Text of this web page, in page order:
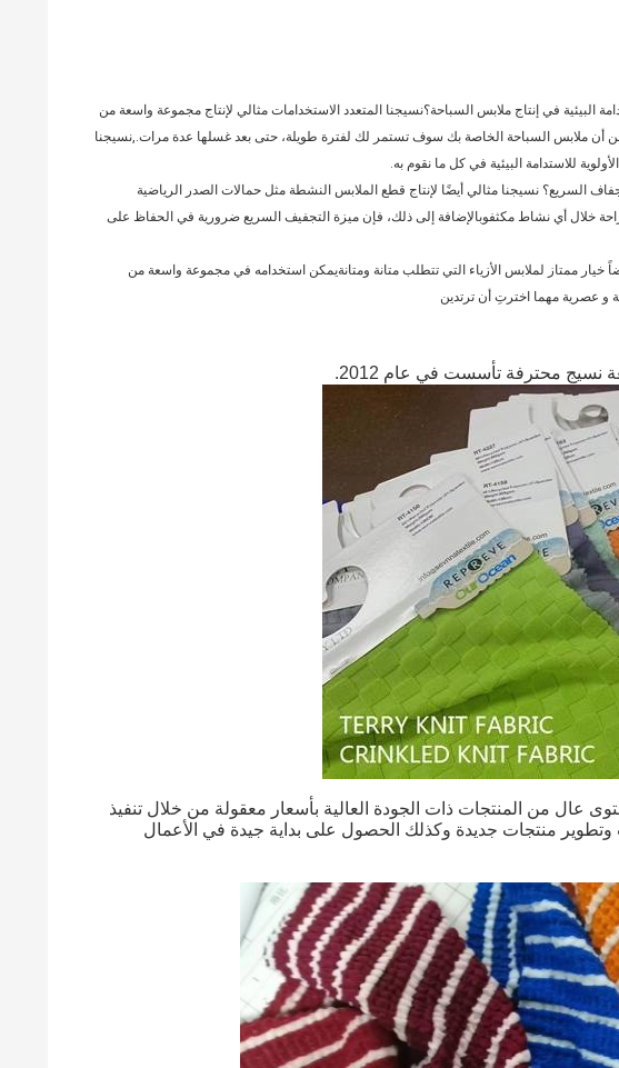
البيئية في إنتاج ملابس السباحة؟نسيجنا المتعدد الاستخدامات مثالي لإنتاج مجموعة واسعة من
من أن ملابس السباحة الخاصة بك سوف تستمر لك لفترة طويلة، حتى بعد غسلها عدة مرات.,نسيجنا
للاستدامة البيئية في كل ما نقوم به.
السريع؟ نسيجنا مثالي أيضًا لإنتاج قطع الملابس النشطة مثل حمالات الصدر الرياضية
خلال أي نشاط مكثفوبالإضافة إلى ذلك، فإن ميزة التجفيف السريع ضرورية في الحفاظ على
ممتاز لملابس الأزياء التي تتطلب متانة ومتانةيمكن استخدامه في مجموعة واسعة من
و عصرية مهما اخترتِ أن ترتدين
عال من المنتجات ذات الجودة العالية بأسعار معقولة من خلال تنفيذ
وتطوير منتجات جديدة وكذلك الحصول على بداية جيدة في الأعمال